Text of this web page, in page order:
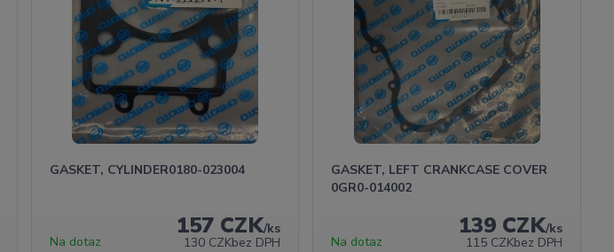
GASKET, CYLINDER0180-023004
157 CZK/ks
130 CZKbez DPH
Na dotaz
GASKET, LEFT CRANKCASE COVER
0GR0-014002
139 CZK/ks
115 CZKbez DPH
Na dotaz